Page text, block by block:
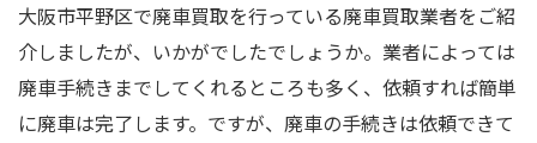
大阪市平野区で廃車買取を行っている廃車買取業者をご紹
介しましたが、いかがでしたでしょうか。業者によっては
廃車手続きまでしてくれるところも多く、依頼すれば簡単
に廃車は完了します。ですが、廃車の手続きは依頼できて